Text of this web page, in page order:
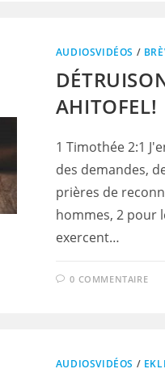
AUDIOSVIDÉOS /
AHITOFEL!
1 Timothée 2:1
des demandes,
prières de
hommes, 2 pour
exercent…
0 COMMENTAIRE
AUDIOSVIDÉOS /